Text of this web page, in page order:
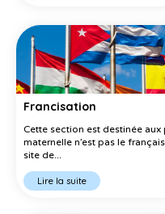
Francisation
Cette section est destinée aux
maternelle n’est pas le
site de...
Lire la suite